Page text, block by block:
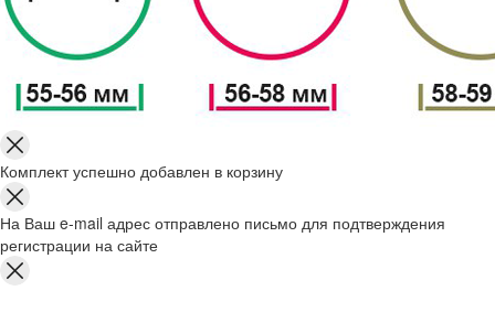
Комплект успешно добавлен в корзину
На Ваш e-mail адрес отправлено письмо для подтверждения
регистрации на сайте